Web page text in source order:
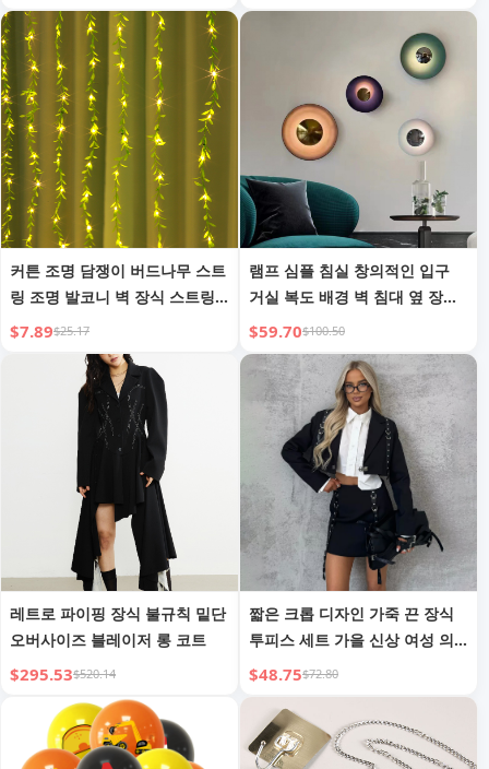
커튼 조명 담쟁이 버드나무 스트
링 조명 발코니 벽 장식 스트링
조명
$7.89$25.17
램프 심플 침실 창의적인 입구
거실 복도 배경 벽 침대 옆 장식
등
$59.70$100.50
레트로 파이핑 장식 불규칙 밑단
오버사이즈 블레이저 롱 코트
$295.53$520.14
짧은 크롭 디자인 가죽 끈 장식
투피스 세트 가을 신상 여성 의
류
$48.75$72.80